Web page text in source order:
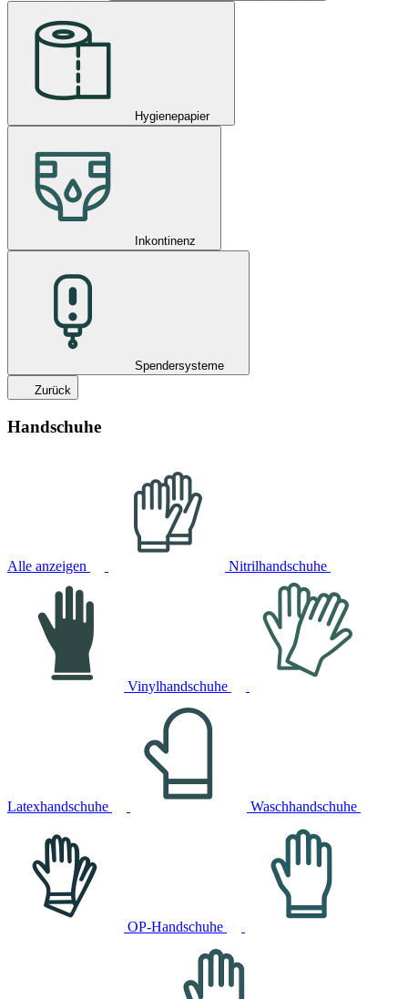
Hygienepapier
Inkontinenz
Spendersysteme
Zurück
Handschuhe
Alle anzeigen Nitrilhandschuhe
Vinylhandschuhe
Latexhandschuhe Waschhandschuhe
OP-Handschuhe